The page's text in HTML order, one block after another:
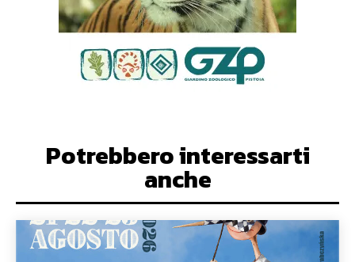
Potrebbero interessarti
anche